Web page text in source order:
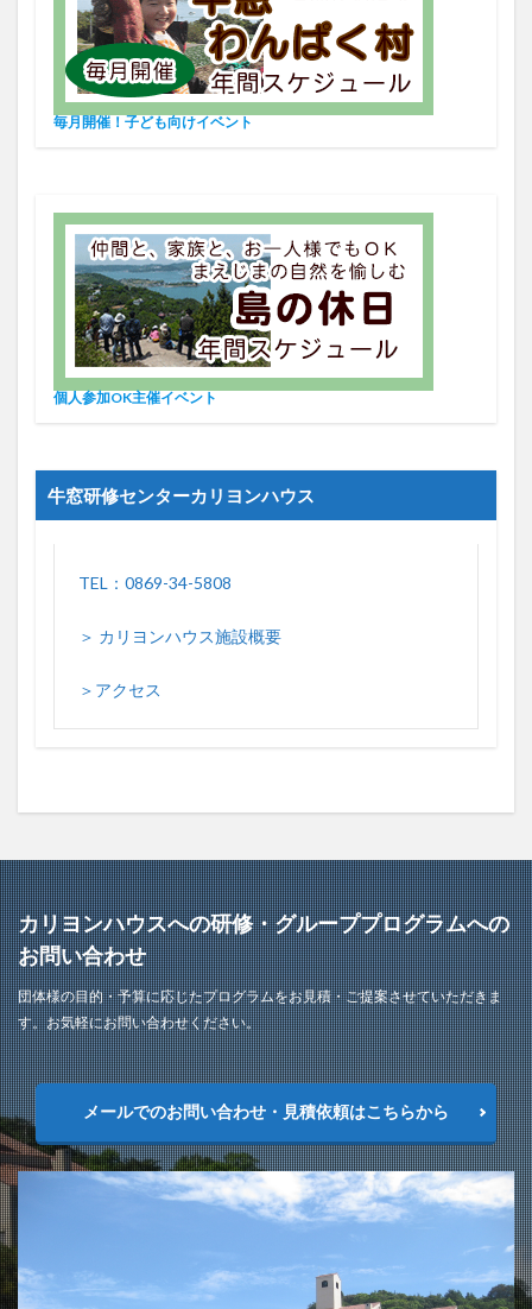
毎月開催！子ども向けイベント
個人参加OK主催イベント
牛窓研修センターカリヨンハウス
TEL：0869-34-5808
＞ カリヨンハウス施設概要
＞アクセス
カリヨンハウスへの研修・グループプログラムへの
お問い合わせ
団体様の目的・予算に応じたプログラムをお見積・ご提案させていただきま
す。お気軽にお問い合わせください。
メールでのお問い合わせ・見積依頼はこちらから